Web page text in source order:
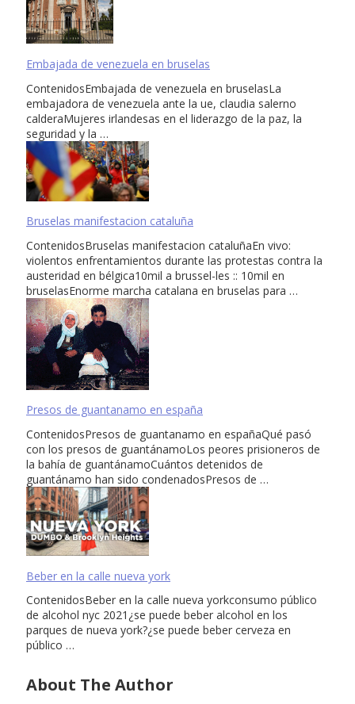
Embajada de venezuela en bruselas
ContenidosEmbajada de venezuela en bruselasLa
embajadora de venezuela ante la ue, claudia salerno
calderaMujeres irlandesas en el liderazgo de la paz, la
seguridad y la …
Bruselas manifestacion cataluña
ContenidosBruselas manifestacion cataluñaEn vivo:
violentos enfrentamientos durante las protestas contra la
austeridad en bélgica10mil a brussel-les :: 10mil en
bruselasEnorme marcha catalana en bruselas para …
Presos de guantanamo en españa
ContenidosPresos de guantanamo en españaQué pasó
con los presos de guantánamoLos peores prisioneros de
la bahía de guantánamoCuántos detenidos de
guantánamo han sido condenadosPresos de …
Beber en la calle nueva york
ContenidosBeber en la calle nueva yorkconsumo público
de alcohol nyc 2021¿se puede beber alcohol en los
parques de nueva york?¿se puede beber cerveza en
público …
About The Author